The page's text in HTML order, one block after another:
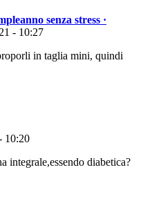
senza stress ·
- 10:27
in taglia mini, quindi
10:20
integrale,essendo diabetica?